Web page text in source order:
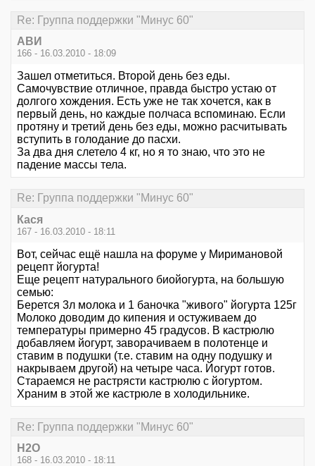
Re: Группа поддержки "Минус 60"
АВИ
166 - 16.03.2010 - 18:09
Зашел отметиться. Второй день без еды.
Самочувствие отличное, правда быстро устаю от
долгого хождения. Есть уже не так хочется, как в
первый день, но каждые полчаса вспоминаю. Если
протяну и третий день без еды, можно расчитывать
вступить в голодание до пасхи.
За два дня слетело 4 кг, но я то знаю, что это не
падение массы тела.
Re: Группа поддержки "Минус 60"
Кася
167 - 16.03.2010 - 18:11
Вот, сейчас ещё нашла на форуме у Миримановой
рецепт йогурта!
Еще рецепт натурального биойогурта, на большую
семью:
Берется 3л молока и 1 баночка "живого" йогурта 125г
Молоко доводим до кипения и остуживаем до
температуры примерно 45 градусов. В кастрюлю
добавляем йогурт, заворачиваем в полотенце и
ставим в подушки (т.е. ставим на одну подушку и
накрываем другой) на четыре часа. Йогурт готов.
Стараемся не растрясти кастрюлю с йогуртом.
Храним в этой же кастрюле в холодильнике.
Re: Группа поддержки "Минус 60"
Н2О
168 - 16.03.2010 - 18:11